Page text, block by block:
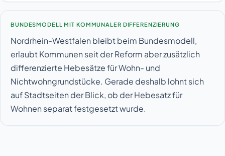
BUNDESMODELL MIT KOMMUNALER DIFFERENZIERUNG
Nordrhein-Westfalen bleibt beim Bundesmodell,
erlaubt Kommunen seit der Reform aber zusätzlich
differenzierte Hebesätze für Wohn- und
Nichtwohngrundstücke. Gerade deshalb lohnt sich
auf Stadtseiten der Blick, ob der Hebesatz für
Wohnen separat festgesetzt wurde.